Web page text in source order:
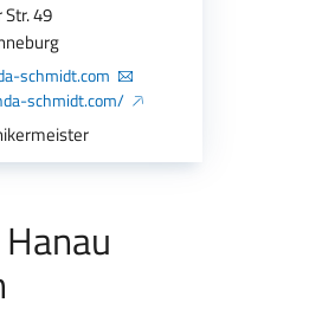
49
schmidt.com
schmidt.com/